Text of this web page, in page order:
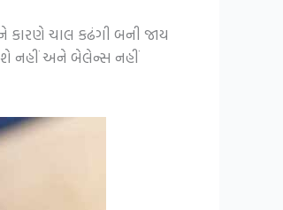
કારણે ચાલ કઢંગી બની જાય
નહીં અને બેલેન્સ નહીં